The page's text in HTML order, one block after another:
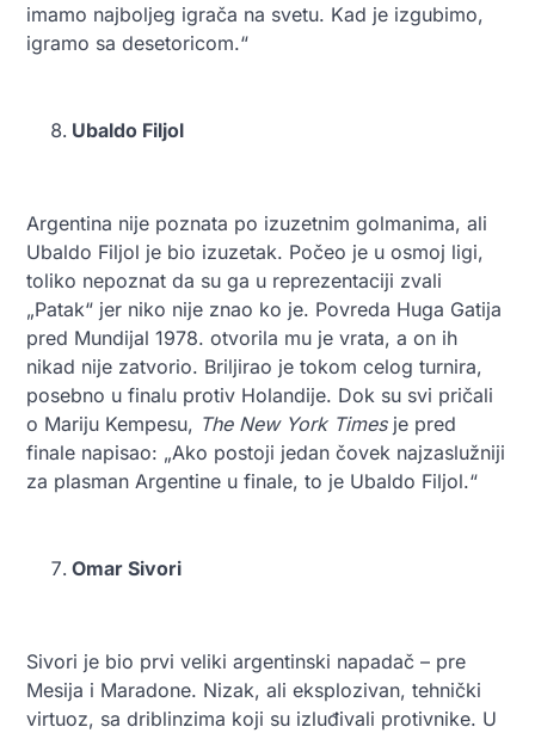
imamo najboljeg igrača na svetu. Kad je izgubimo,
igramo sa desetoricom.“
Ubaldo Filjol
Argentina nije poznata po izuzetnim golmanima, ali
Ubaldo Filjol je bio izuzetak. Počeo je u osmoj ligi,
toliko nepoznat da su ga u reprezentaciji zvali
„Patak“ jer niko nije znao ko je. Povreda Huga Gatija
pred Mundijal 1978. otvorila mu je vrata, a on ih
nikad nije zatvorio. Briljirao je tokom celog turnira,
posebno u finalu protiv Holandije. Dok su svi pričali
o Mariju Kempesu, The New York Timesje pred
finale napisao: „Ako postoji jedan čovek najzaslužniji
za plasman Argentine u finale, to je Ubaldo Filjol.“
Omar Sivori
Sivori je bio prvi veliki argentinski napadač – pre
Mesija i Maradone. Nizak, ali eksplozivan, tehnički
virtuoz, sa driblinzima koji su izluđivali protivnike. U